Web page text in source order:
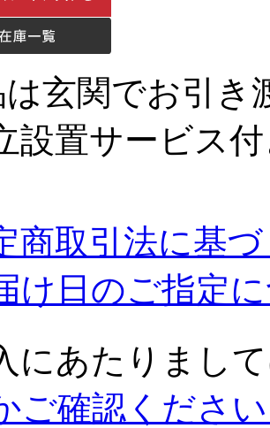
玄関でお引き
設置サービス
商取引法に基
け日のご指定
にあたりまし
ご確認くださ